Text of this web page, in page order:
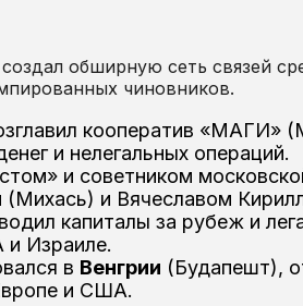
обширную сеть связей
чиновников.
кооператив «МАГИ»
и нелегальных операций.
и советником
и Вячеславом
капиталы за рубеж и
и Израиле.
в Венгрии (Будапешт),
и США.